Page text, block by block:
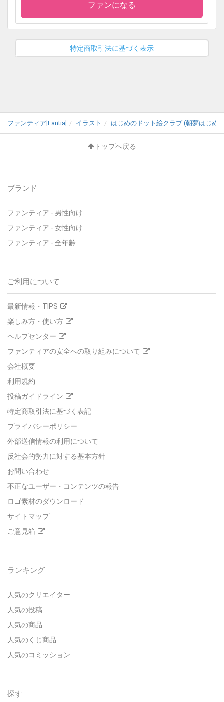
ファンになる
特定商取引法に基づく表示
ファンティア[Fantia] イラスト はじめのドット絵クラブ (朝夢はじめ)
トップへ戻る
ブランド
ファンティア - 男性向け
ファンティア - 女性向け
ファンティア - 全年齢
ご利用について
最新情報・TIPS
楽しみ方・使い方
ヘルプセンター
ファンティアの安全への取り組みについて
会社概要
利用規約
投稿ガイドライン
特定商取引法に基づく表記
プライバシーポリシー
外部送信情報の利用について
反社会的勢力に対する基本方針
お問い合わせ
不正なユーザー・コンテンツの報告
ロゴ素材のダウンロード
サイトマップ
ご意見箱
ランキング
人気のクリエイター
人気の投稿
人気の商品
人気のくじ商品
人気のコミッション
探す